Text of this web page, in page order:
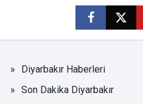
Diyarbakır Haberleri
Son Dakika Diyarbakır